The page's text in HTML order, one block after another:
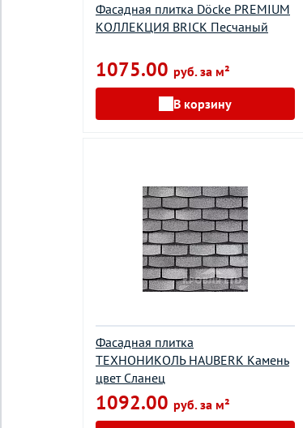
Фасадная плитка Döcke PREMIUM
КОЛЛЕКЦИЯ BRICK Песчаный
1075.00 руб. за м²
В корзину
Фасадная плитка
ТEХНОНИКОЛЬ HAUBERK Камень
цвет Сланец
1092.00 руб. за м²